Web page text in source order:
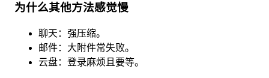
为什么其他方法感觉慢
聊天：强压缩。
邮件：大附件常失败。
云盘：登录麻烦且要等。